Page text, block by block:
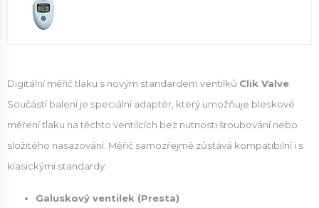
Digitální měřič tlaku s novým standardem ventilků Clik Valve
Součástí balení je speciální adaptér, který umožňuje bleskové
měření tlaku na těchto ventilcích bez nutnosti šroubování nebo
složitého nasazování. Měřič samozřejmě zůstává kompatibilní i s
klasickými standardy:
Galuskový ventilek (Presta)